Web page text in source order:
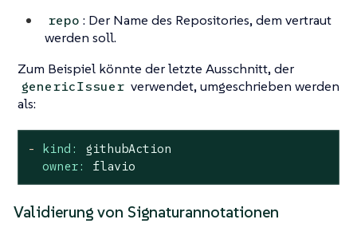
repo : Der Name des Repositories, dem vertraut
werden soll.
Zum Beispiel könnte der letzte Ausschnitt, der
genericIssuer verwendet, umgeschrieben werden
als:
- kind:
githubAction
owner:
flavio
Validierung von Signaturannotationen